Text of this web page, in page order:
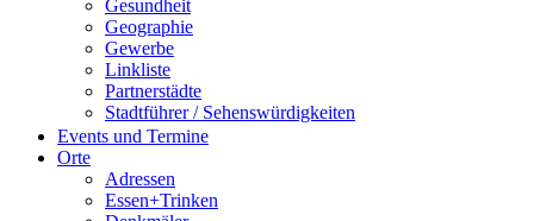
Gesundheit
Geographie
Gewerbe
Linkliste
Partnerstädte
Stadtführer / Sehenswürdigkeiten
Stadtplan
Sport
Who is who
Events und Termine
Orte
Adressen
Essen+Trinken